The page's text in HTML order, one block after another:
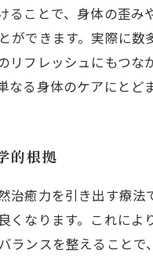
ることで、身体の歪
ができます。実際に
リフレッシュにもつ
る身体のケアにとど
的根拠
癒力を引き出す療
くなります。これに
ランスを整えること